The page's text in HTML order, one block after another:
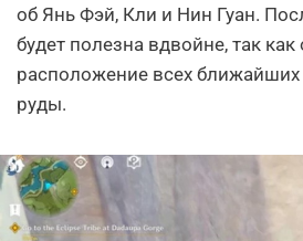
об Янь Фэй, Кли и Нин Гуан.
будет полезна вдвойне, так как
расположение всех
руды.